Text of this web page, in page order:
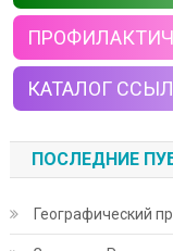
КАТАЛОГ
ПОСЛЕДНИЕ
Географический